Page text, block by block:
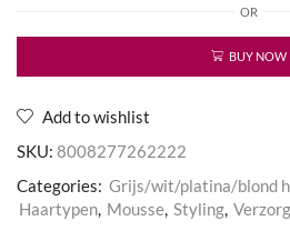
Mousse
OR
BUY NOW
Add to wishlist
SKU: 8008277262222
Categories: Grijs/wit/platina/blond
Haartypen, Mousse, Styling,